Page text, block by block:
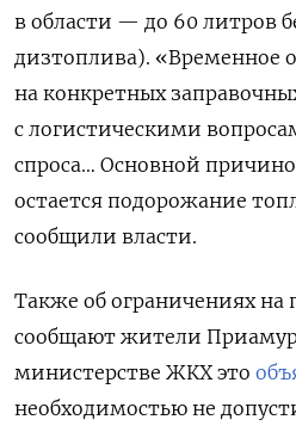
в области — до 60 литров
дизтоплива). «Временное
на конкретных
с логистическими
спроса… Основной
остается подорожание
сообщили власти.
Также об ограничениях на
сообщают жители
министерстве ЖКХ это
необходимостью не